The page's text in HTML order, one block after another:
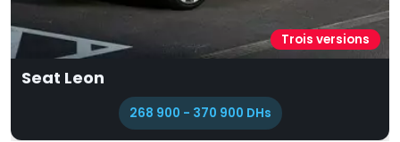
Cinq versions
Citroën C4
259 900 - 349 900 DHs